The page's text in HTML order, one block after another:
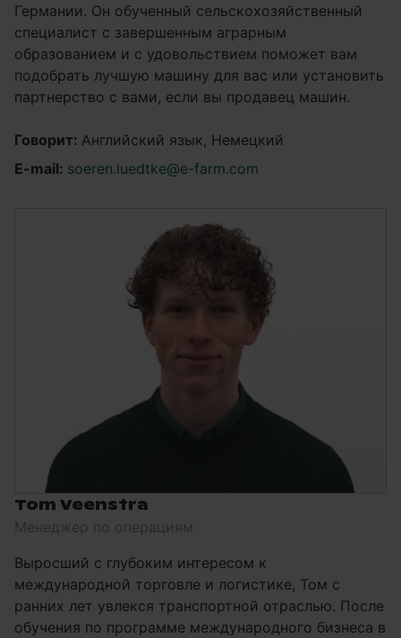
Германии. Он обученный сельскохозяйственный
специалист с завершенным аграрным
образованием и с удовольствием поможет вам
подобрать лучшую машину для вас или установить
партнерство с вами, если вы продавец машин.
Говорит: Английский язык, Немецкий
E-mail: soeren.luedtke@e-farm.com
Tom Veenstra
Менеджер по операциям
Выросший с глубоким интересом к
международной торговле и логистике, Том с
ранних лет увлекся транспортной отраслью. После
обучения по программе международного бизнеса в